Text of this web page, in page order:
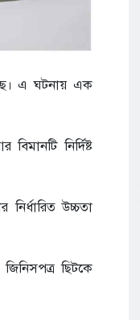
এ ঘটনায় এক
নির্দিষ্ট
উচ্চতা
ছিটকে